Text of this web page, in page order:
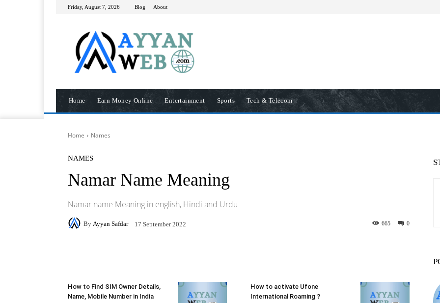
Friday, August 7, 2026 Blog About
Home Earn Money Online Entertainment Sports Tech & Telecom
Home Names
NAMES
Namar Name Meaning
Namar name Meaning in english, Hindi and Urdu
By Ayyan Safdar 17 September 2022 0
665
How to Find SIM Owner Details,
Name, Mobile Number in India
How to activate Ufone
International Roaming ?